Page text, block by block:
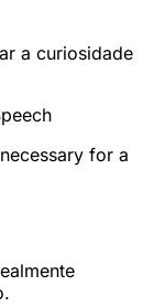
a curiosidade
for a